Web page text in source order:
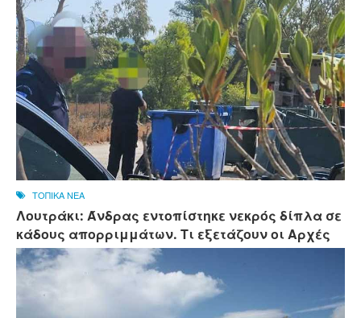
ΤΟΠΙΚΑ ΝΕΑ
Λουτράκι: Άνδρας εντοπίστηκε νεκρός δίπλα σε
κάδους απορριμμάτων. Τι εξετάζουν οι Αρχές